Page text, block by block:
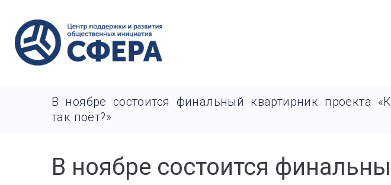
В ноябре состоится финальный квартирник проекта
так поëт?»
В ноябре состоится